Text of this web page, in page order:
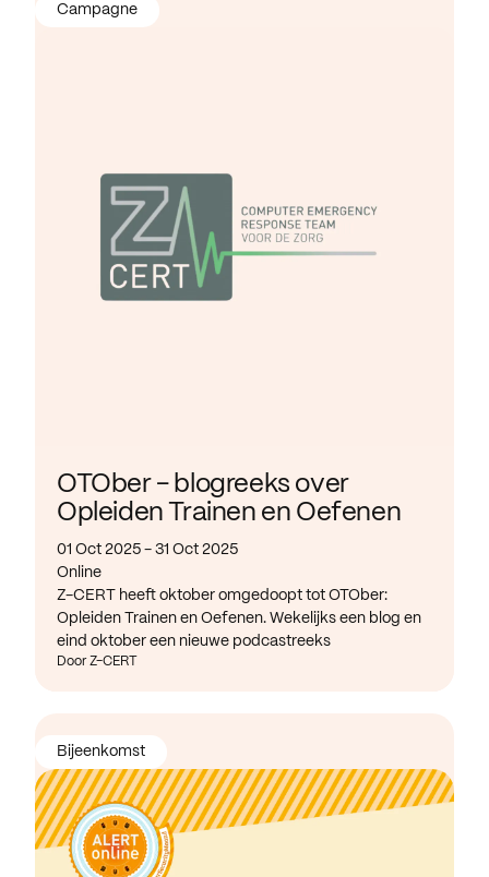
OTOber - blogreeks over
Opleiden Trainen en Oefenen
01 Oct 2025 - 31 Oct 2025
Online
Z-CERT heeft oktober omgedoopt tot OTOber:
Opleiden Trainen en Oefenen. Wekelijks een blog en
eind oktober een nieuwe podcastreeks
Door Z-CERT
Campagne
Bijeenkomst